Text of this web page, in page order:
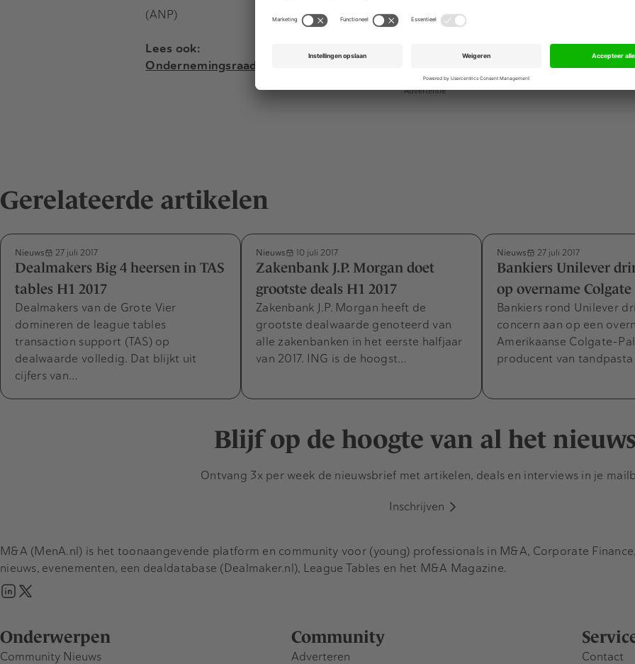
(ANP)
Lees ook:
Ondernemingsraad Tata Steel tegen fusie Thyssen
Advertentie
Gerelateerde artikelen
Nieuws 27 juli 2017
Dealmakers Big 4 heersen in TAS
tables H1 2017
Dealmakers van de Grote Vier
domineren de league tables
transaction support (TAS) op
dealwaarde volledig. Dat blijkt uit
cijfers van…
Nieuws 10 juli 2017
Zakenbank J.P. Morgan doet
grootste deals H1 2017
Zakenbank J.P. Morgan heeft de
grootste dealwaarde genoteerd van
alle zakenbanken in het eerste halfjaar
van 2017. ING is de hoogst…
Nieuws 27 juli 2017
Bankiers Unilever
op overname Colgate
Bankiers rond Unilever
concern aan op een
Amerikaanse Colgate-
producent van
Blijf op de hoogte van al het
Ontvang 3x per week de nieuwsbrief met artikelen, deals en interviews in je
Inschrijven
Onderwerpen
Community Nieuws
Community
Adverteren Contact
M&A (MenA.nl) is het toonaangevende platform en community voor (young) professionals in M&A, Corporate
nieuws, evenementen, een dealdatabase (Dealmaker.nl), League Tables en het M&A Magazine.